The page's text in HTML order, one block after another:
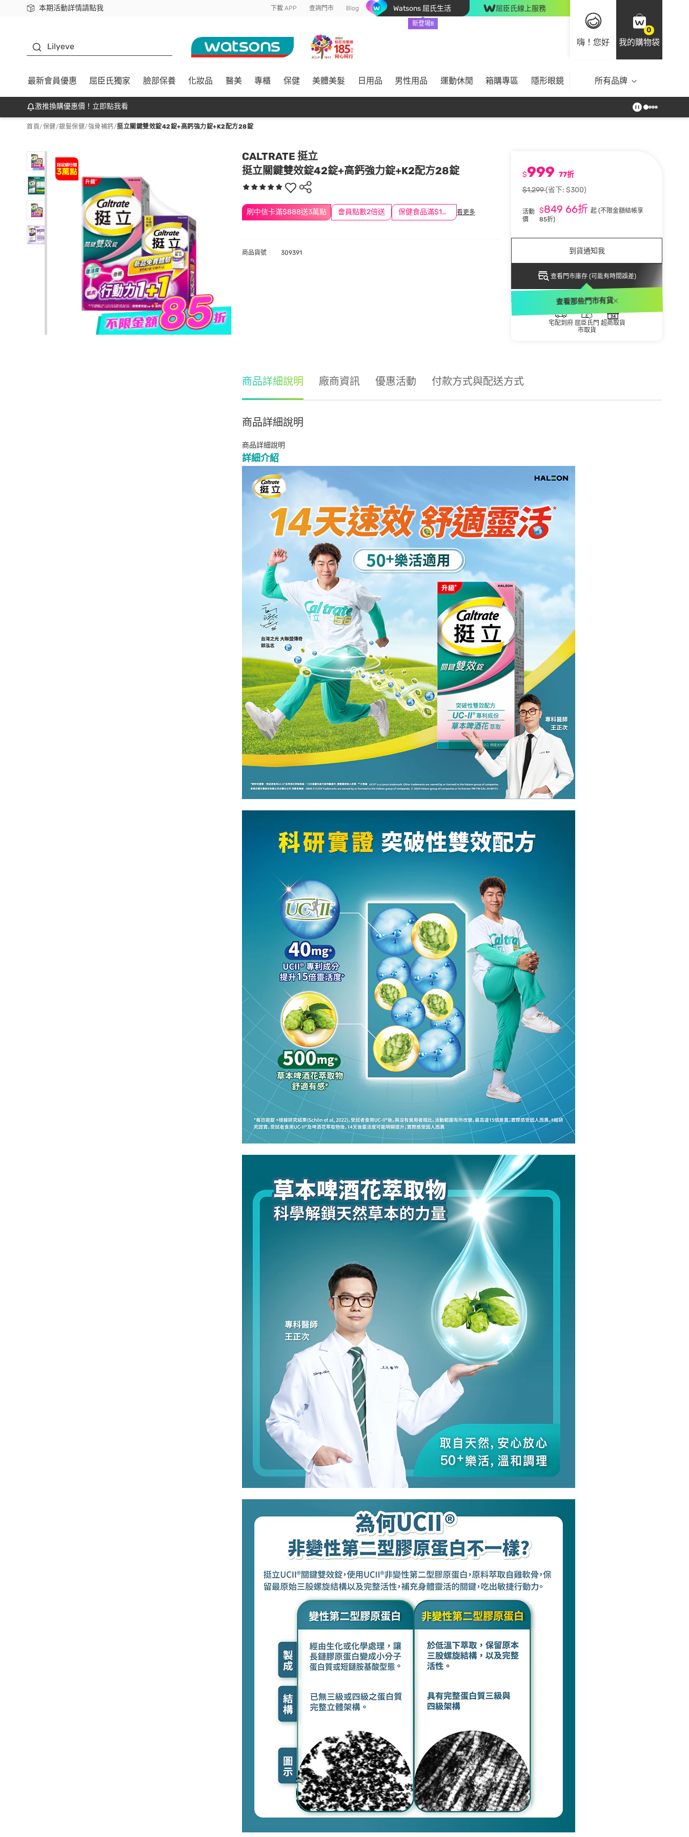
本期活動詳情請點我
下載app最高回饋$350 下載 APP 查詢門市 Blog Watsons 屈氏生活
新登場!!
屈臣氏線上服務
嗨！您好
0
我的購物袋
Lilyeve
最新會員優惠 屈臣氏獨家 臉部保養 化妝品 醫美 專櫃 保健 美體美髮 日用品 男性用品 運動休閒 箱購專區 隱形眼鏡 所有品牌
激推換購優惠價！立即點我看
首頁/保健/銀髮保健/強骨補鈣/挺立關鍵雙效錠42錠+高鈣強力錠+K2配方28錠
CALTRATE 挺立
挺立關鍵雙效錠42錠+高鈣強力錠+K2配方28錠
刷中信卡滿$888送3萬點 會員點數2倍送 保健食品滿$1200送$100 看更多
$999 77折
$1,299(省下: $300)
活動
價
$849 66折起(不限金額結帳享
85折)
到貨通知我
查看門市庫存 (可能有時間誤差)
查看那些門市有貨
配送方式
宅配到府 屈臣氏門
市取貨
超商取貨
商品貨號 309391
商品詳細說明 廠商資訊 優惠活動 付款方式與配送方式
商品詳細說明
商品詳細說明
詳細介紹